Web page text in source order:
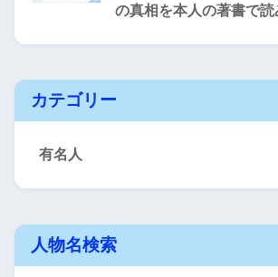
の真相を本人の著書で読
カテゴリー
有名人
人物名検索